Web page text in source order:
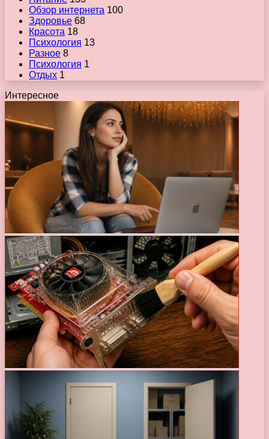
Обзор интернета 100
Здоровье 68
Красота 18
Психология 13
Разное 8
Психология 1
Отдых 1
Интересное